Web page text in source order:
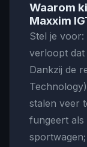
Waarom
Maxxim
Stel je
verloopt dat
Dankzij de
stalen veer
fungeert als